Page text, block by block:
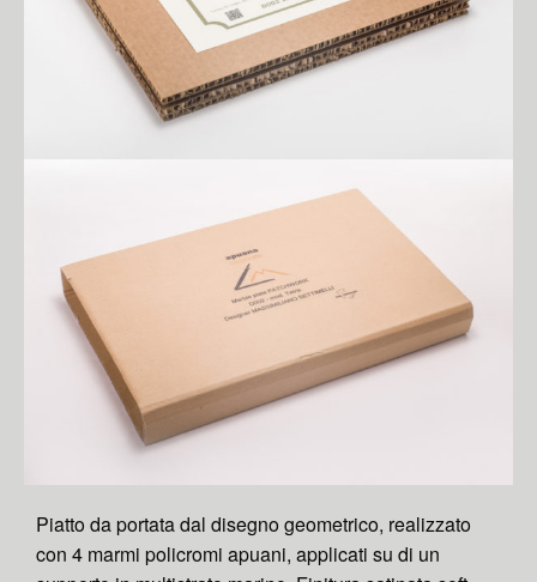
Piatto da portata dal disegno geometrico, realizzato
con 4 marmi policromi apuani, applicati su di un